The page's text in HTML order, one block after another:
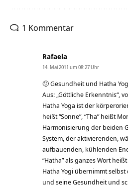
1 Kommentar
Rafaela
14. Mai 2011 um 08:27 Uhr
🙂 Gesundheit und Hatha
Aus: „Göttliche Erkenntnis“,
Hatha Yoga ist der
heißt “Sonne”, “Tha” heißt
Harmonisierung der beiden
System, der aktivierenden,
aufbauenden, kühlenden
“Hatha” als ganzes Wort
Hatha Yogi übernimmt
und seine Gesundheit und